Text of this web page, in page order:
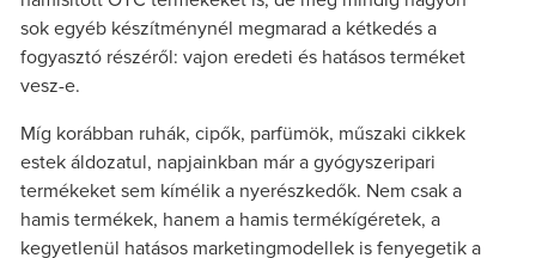
sok egyéb készítménynél megmarad a kétkedés a
fogyasztó részéről: vajon eredeti és hatásos terméket
vesz-e.
Míg korábban ruhák, cipők, parfümök, műszaki cikkek
estek áldozatul, napjainkban már a gyógyszeripari
termékeket sem kímélik a nyerészkedők. Nem csak a
hamis termékek, hanem a hamis termékígéretek, a
kegyetlenül hatásos marketingmodellek is fenyegetik a